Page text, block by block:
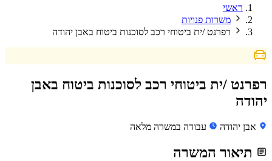
ראשי
משרות פנויות
רפרנט /ית ביטוחי רכב לסוכנות ביטוח באבן יהודה
רפרנט /ית ביטוחי רכב לסוכנות ביטוח באבן
יהודה
אבן יהודה עבודה במשרה מלאה
תיאור המשרה